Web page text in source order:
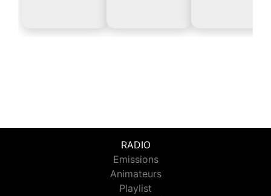
RADIO
Emissions
Animateurs
Playlist